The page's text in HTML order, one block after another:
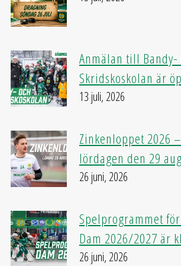
Anmälan till Bandy-
Skridskoskolan är
13 juli, 2026
Zinkenloppet 2026
lördagen den 29
26 juni, 2026
Spelprogrammet
Dam 2026/2027 är
26 juni, 2026